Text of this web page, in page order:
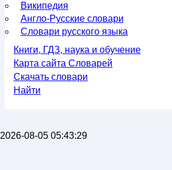
Википедия
Англо-Русские словари
Словари русского языка
Книги, ГДЗ, наука и обучение
Карта сайта Словарей
Скачать словари
Найти
2026-08-05 05:43:29